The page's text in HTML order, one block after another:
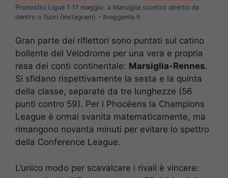
Pronostici Ligue 1 17 maggio: a Marsiglia scontro diretto da
dentro o fuori (Instagram) – Ilveggente.it
Gran parte dei riflettori sono puntati sul catino
bollente del Velodrome per una vera e propria
resa dei conti continentale: Marsiglia-Rennes.
Si sfidano rispettivamente la sesta e la quinta
della classe, separate da tre lunghezze (56
punti contro 59). Per i Phocéens la Champions
League è ormai svanita matematicamente, ma
rimangono novanta minuti per evitare lo spettro
della Conference League.
L’unico modo per scavalcare i rivali è vincere: